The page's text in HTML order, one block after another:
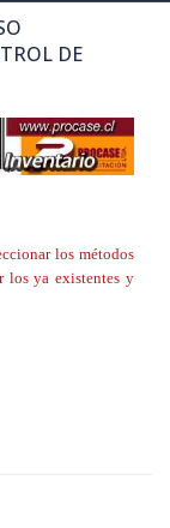
DE
los métodos
los ya existentes y